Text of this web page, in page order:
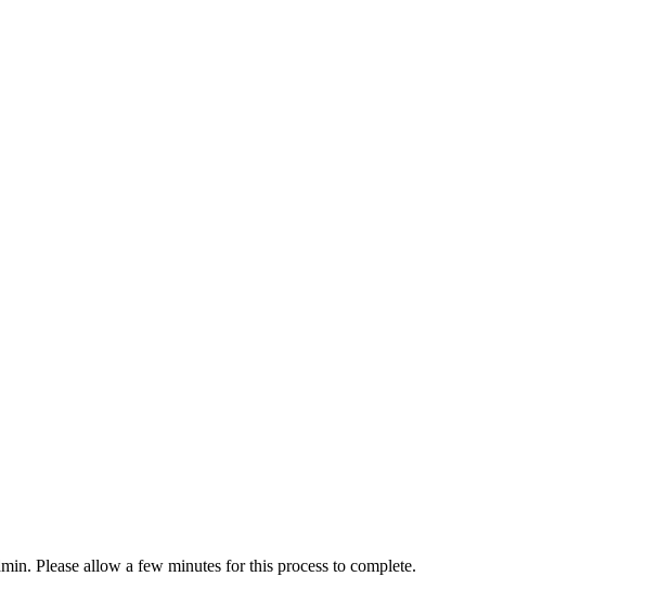
Please allow a few minutes for this process to complete.